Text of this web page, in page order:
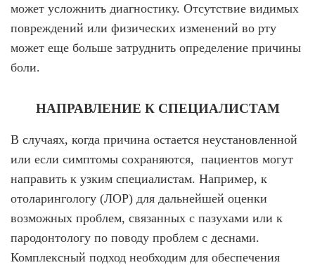
может усложнить диагностику. Отсутствие видимых
повреждений или физических изменений во рту
может еще больше затруднить определение причины
боли.
НАПРАВЛЕНИЕ К СПЕЦИАЛИСТАМ
В случаях, когда причина остается неустановленной
или если симптомы сохраняются, пациентов могут
направить к узким специалистам. Например, к
отоларингологу (ЛОР) для дальнейшей оценки
возможных проблем, связанных с пазухами или к
пародонтологу по поводу проблем с деснами.
Комплексный подход необходим для обеспечения